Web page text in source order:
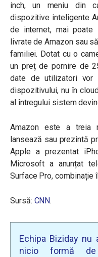
inch, un meniu din
dispozitive inteligente
de internet, mai poate
livrate de Amazon sau
familiei. Dotat cu o
un preț de pornire de
date de utilizatori vor
dispozitivului, nu în
al întregului sistem
Amazon este a treia
lansează sau prezintă
Apple a prezentat
Microsoft a anunțat
Surface Pro, combinație
Sursă: CNN.
Echipa Biziday
nicio formă